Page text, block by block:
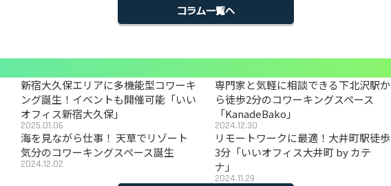
コラム一覧へ
新宿大久保エリアに多機能型コワーキ
ング誕生！イベントも開催可能「いい
オフィス新宿大久保」
2025.01.06
専門家と気軽に相談できる下北沢駅か
ら徒歩2分のコワーキングスペース
「KanadeBako」
2024.12.30
海を見ながら仕事！ 天草でリゾート
気分のコワーキングスペース誕生
2024.12.02
リモートワークに最適！大井町駅徒歩
3分「いいオフィス大井町 by カテ
ナ」
2024.11.29